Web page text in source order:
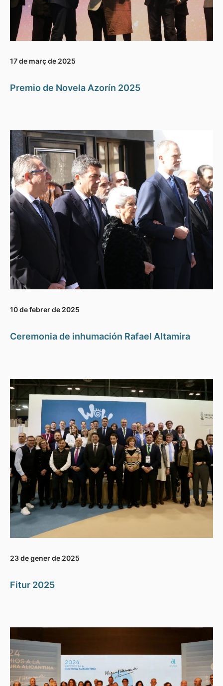
17 de març de 2025
Premio de Novela Azorín 2025
10 de febrer de 2025
Ceremonia de inhumación Rafael Altamira
23 de gener de 2025
Fitur 2025